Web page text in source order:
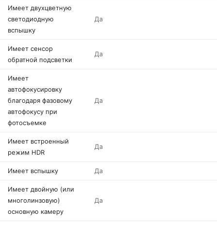
Имеет двухцветную
светодиодную
вспышку
Да
Имеет сенсор
обратной подсветки
Да
Имеет
автофокусировку
благодаря фазовому
автофокусу при
фотосъемке
Да
Имеет встроенный
режим HDR
Да
Имеет вспышку Да
Имеет двойную (или
многолинзовую)
основную камеру
Да